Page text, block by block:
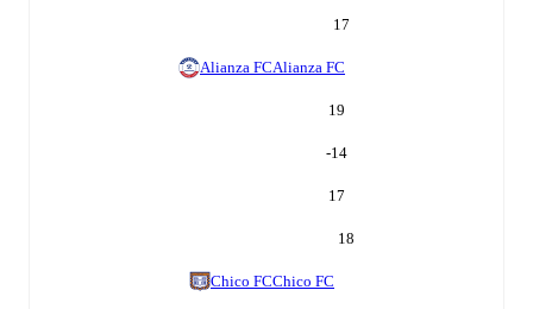
17
Alianza FCAlianza FC
19
-14
17
18
Chico FCChico FC